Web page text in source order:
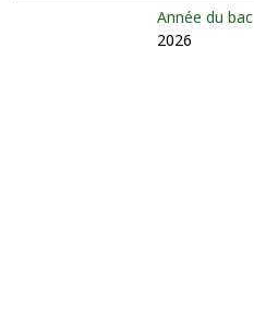
Année du bac
2026